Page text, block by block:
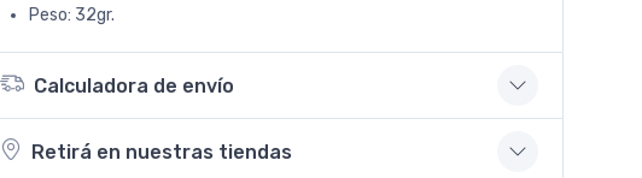
Peso: 32gr.
Calculadora de envío
Retirá en nuestras tiendas